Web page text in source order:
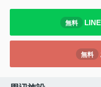
無料
無料